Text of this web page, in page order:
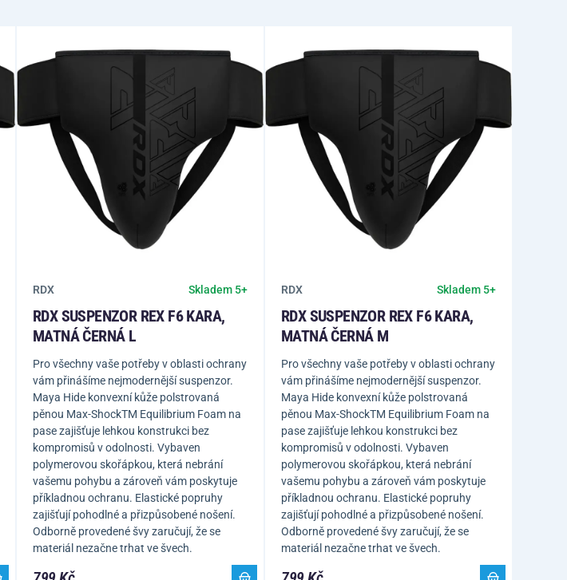
RDX Skladem 5+
RDX SUSPENZOR REX F6 KARA,
MATNÁ ČERNÁ L
Pro všechny vaše potřeby v oblasti ochrany
vám přinášíme nejmodernější suspenzor.
Maya Hide konvexní kůže polstrovaná
pěnou Max-ShockTM Equilibrium Foam na
pase zajišťuje lehkou konstrukci bez
kompromisů v odolnosti. Vybaven
polymerovou skořápkou, která nebrání
vašemu pohybu a zároveň vám poskytuje
příkladnou ochranu. Elastické popruhy
zajišťují pohodlné a přizpůsobené nošení.
Odborně provedené švy zaručují, že se
materiál nezačne trhat ve švech.
RDX Skladem 5+
RDX SUSPENZOR REX F6 KARA,
MATNÁ ČERNÁ M
Pro všechny vaše potřeby v oblasti ochrany
vám přinášíme nejmodernější suspenzor.
Maya Hide konvexní kůže polstrovaná
pěnou Max-ShockTM Equilibrium Foam na
pase zajišťuje lehkou konstrukci bez
kompromisů v odolnosti. Vybaven
polymerovou skořápkou, která nebrání
vašemu pohybu a zároveň vám poskytuje
příkladnou ochranu. Elastické popruhy
zajišťují pohodlné a přizpůsobené nošení.
Odborně provedené švy zaručují, že se
materiál nezačne trhat ve švech.